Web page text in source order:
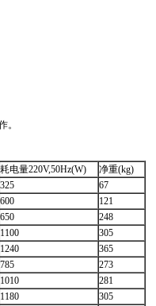
。
耗电量220V,50Hz(W)
净重(kg)
325
67
600
121
650
248
1100
305
1240
365
785
273
1010
281
1180
305